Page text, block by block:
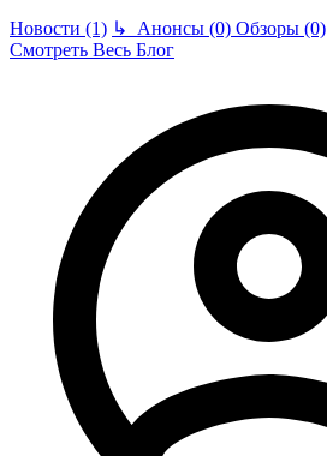
Новости (1) ↳ Анонсы (0) Обзоры (0)
Смотреть Весь Блог